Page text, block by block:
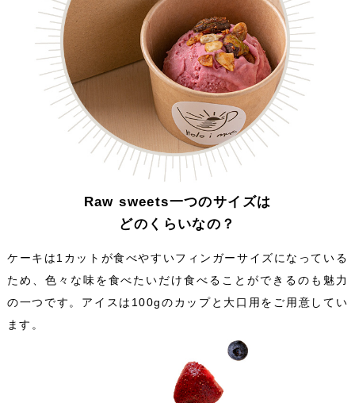
Raw sweets一つのサイズは
どのくらいなの？
ケーキは1カットが食べやすいフィンガーサイズになっている
ため、色々な味を食べたいだけ食べることができるのも魅力
の一つです。アイスは100gのカップと大口用をご用意してい
ます。